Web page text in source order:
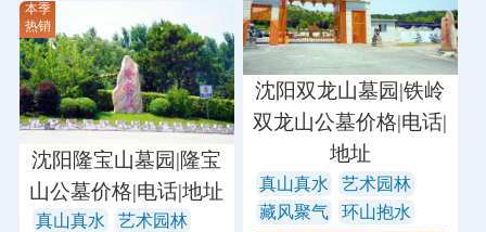
本季
热销
沈阳隆宝山墓园|隆宝
山公墓价格|电话|地址
真山真水
艺术园林
沈阳双龙山墓园|铁岭
双龙山公墓价格|电话|
地址
真山真水
艺术园林
藏风聚气
环山抱水